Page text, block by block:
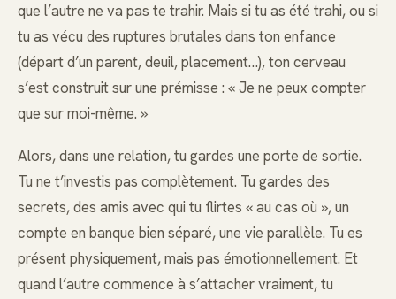
que l’autre ne va pas te trahir. Mais si tu as été trahi, ou si
tu as vécu des ruptures brutales dans ton enfance
(départ d’un parent, deuil, placement…), ton cerveau
s’est construit sur une prémisse : « Je ne peux compter
que sur moi-même. »
Alors, dans une relation, tu gardes une porte de sortie.
Tu ne t’investis pas complètement. Tu gardes des
secrets, des amis avec qui tu flirtes « au cas où », un
compte en banque bien séparé, une vie parallèle. Tu es
présent physiquement, mais pas émotionnellement. Et
quand l’autre commence à s’attacher vraiment, tu